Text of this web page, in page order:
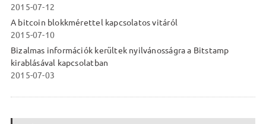
2015-07-12
A bitcoin blokkmérettel kapcsolatos vitáról
2015-07-10
Bizalmas információk kerültek nyilvánosságra a Bitstamp
kirablásával kapcsolatban
2015-07-03